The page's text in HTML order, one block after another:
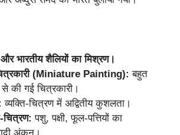
भारतीय शैलियों का मिश्रण।
(Miniature Painting): बहुत
से की गई चित्रकारी।
व्यक्ति-चित्रण में अद्वितीय कुशलता।
चित्रण: पशु, पक्षी, फूल-पत्तियों का